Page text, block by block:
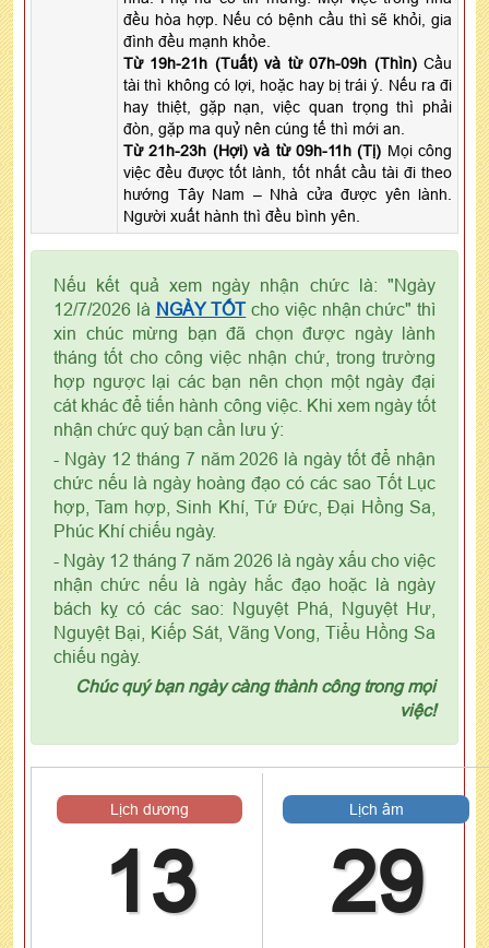
đều hòa hợp. Nếu có bệnh cầu thì sẽ khỏi, gia
đình đều mạnh khỏe.
Từ 19h-21h (Tuất) và từ 07h-09h (Thìn) Cầu
tài thì không có lợi, hoặc hay bị trái ý. Nếu ra đi
hay thiệt, gặp nạn, việc quan trọng thì phải
đòn, gặp ma quỷ nên cúng tế thì mới an.
Từ 21h-23h (Hợi) và từ 09h-11h (Tị) Mọi công
việc đều được tốt lành, tốt nhất cầu tài đi theo
hướng Tây Nam – Nhà cửa được yên lành.
Người xuất hành thì đều bình yên.
Nếu kết quả xem ngày nhận chức là: "Ngày
12/7/2026 là NGÀY TỐTcho việc nhận chức" thì
xin chúc mừng bạn đã chọn được ngày lành
tháng tốt cho công việc nhận chứ, trong trường
hợp ngược lại các bạn nên chọn một ngày đại
cát khác để tiến hành công việc. Khi xem ngày tốt
nhận chức quý bạn cần lưu ý:
- Ngày 12 tháng 7 năm 2026 là ngày tốt để nhận
chức nếu là ngày hoàng đạo có các sao Tốt Lục
hợp, Tam hợp, Sinh Khí, Tứ Đức, Đại Hồng Sa,
Phúc Khí chiếu ngày.
- Ngày 12 tháng 7 năm 2026 là ngày xấu cho việc
nhận chức nếu là ngày hắc đạo hoặc là ngày
bách kỵ có các sao: Nguyệt Phá, Nguyệt Hư,
Nguyệt Bại, Kiếp Sát, Vãng Vong, Tiểu Hồng Sa
chiếu ngày.
Chúc quý bạn ngày càng thành công trong mọi
việc!
Lịch dương
13
Lịch âm
29